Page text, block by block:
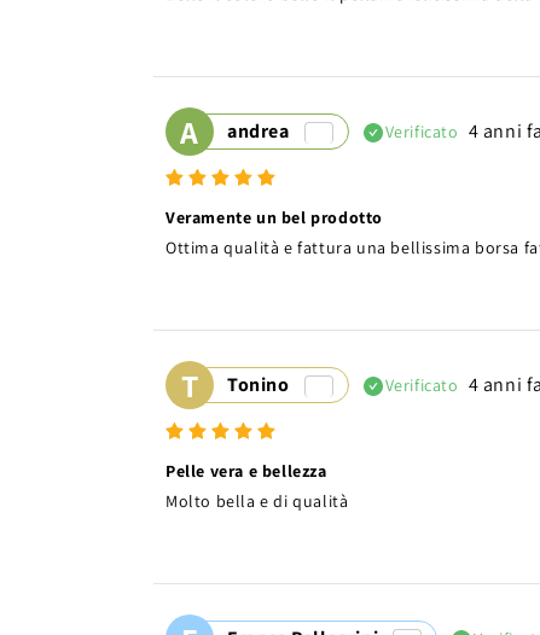
A andrea Verificato 4 anni fa
Veramente un bel prodotto
Ottima qualità e fattura una bellissima borsa
T Tonino Verificato 4 anni fa
Pelle vera e bellezza
Molto bella e di qualità